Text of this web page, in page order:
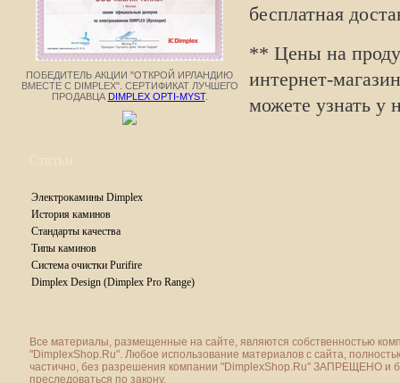
ПОБЕДИТЕЛЬ АКЦИИ "ОТКРОЙ ИРЛАНДИЮ
ВМЕСТЕ С DIMPLEX". СЕРТИФИКАТ ЛУЧШЕГО
ПРОДАВЦА DIMPLEX OPTI-MYST.
Электрокамины Dimplex
История каминов
Стандарты качества
Типы каминов
Система очистки Purifire
Dimplex Design (Dimplex Pro Range)
бесплатная
** Цены на
интернет-
можете узнать у
Все материалы, размещенные на сайте, являются собственностью
"DimplexShop.Ru". Любое использование материалов с сайта,
частично, без разрешения компании "DimplexShop.Ru" ЗАПРЕЩЕНО и
преследоваться по закону.